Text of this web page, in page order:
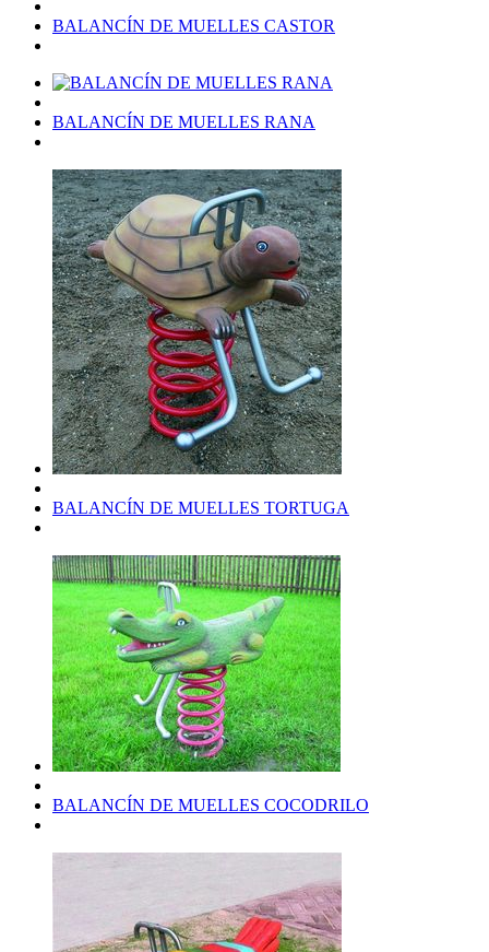
BALANCÍN DE MUELLES CASTOR
BALANCÍN DE MUELLES RANA
BALANCÍN DE MUELLES TORTUGA
BALANCÍN DE MUELLES COCODRILO